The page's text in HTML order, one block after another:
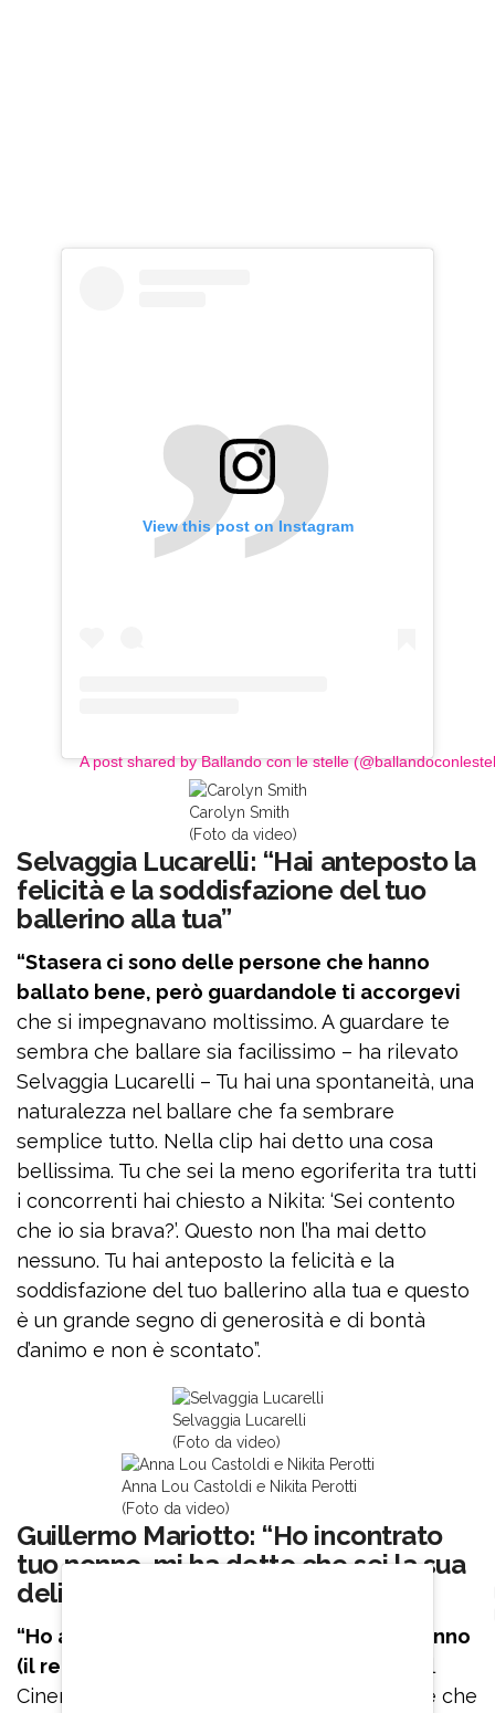
View this post on Instagram
A post shared by Ballando con le stelle
Carolyn Smith
(Foto da video)
Selvaggia Lucarelli: “Hai anteposto la
felicità e la soddisfazione del tuo
ballerino alla tua”
“Stasera ci sono delle persone che hanno
ballato bene, però guardandole ti accorgevi
che si impegnavano moltissimo. A guardare te
sembra che ballare sia facilissimo – ha rilevato
Selvaggia Lucarelli – Tu hai una spontaneità, una
naturalezza nel ballare che fa sembrare
semplice tutto. Nella clip hai detto una cosa
bellissima. Tu che sei la meno egoriferita tra tutti
i concorrenti hai chiesto a Nikita: ‘Sei contento
che io sia brava?’. Questo non l’ha mai detto
nessuno. Tu hai anteposto la felicità e la
soddisfazione del tuo ballerino alla tua e questo
è un grande segno di generosità e di bontà
d’animo e non è scontato”.
Selvaggia Lucarelli
(Foto da video)
Anna Lou Castoldi e Nikita Perotti
(Foto da video)
Guillermo Mariotto: “Ho incontrato
tuo nonno, mi ha detto che sei la sua
delizia”
“Ho avuto l’occasione di incontrare tuo nonno
(il regista Dario Argento, ndr)
al Festival del
Cinema di Roma e ha detto qualcosa su di te che